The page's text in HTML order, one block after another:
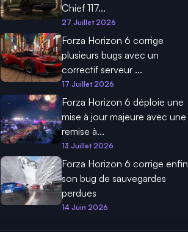
Chief 117...
27 Juillet 2026
Forza Horizon 6 corrige
plusieurs bugs avec un
correctif serveur ...
17 Juillet 2026
Forza Horizon 6 déploie une
mise à jour majeure avec une
remise à...
13 Juillet 2026
Forza Horizon 6 corrige enfin
son bug de sauvegardes
perdues
14 Juin 2026